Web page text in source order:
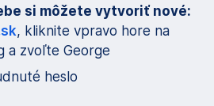
si môžete vytvoriť nové:
, kliknite vpravo hore na
a zvoľte George
heslo